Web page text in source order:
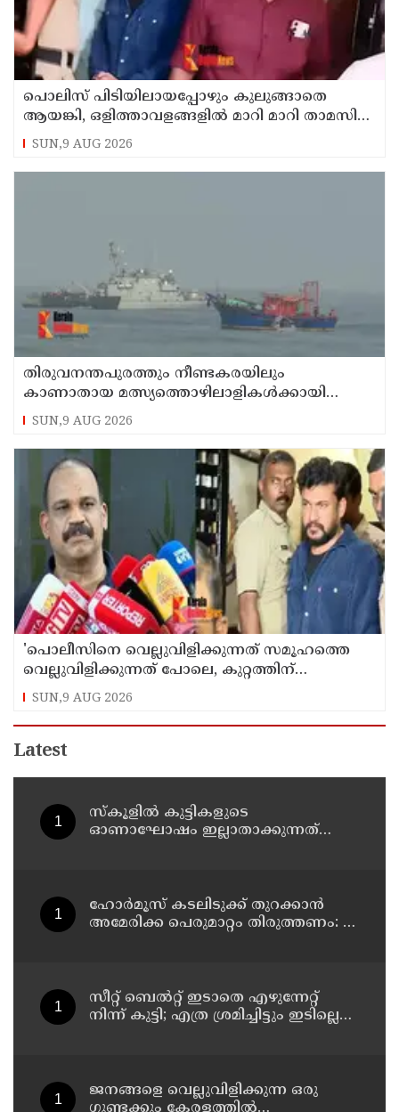
പൊലിസ് പിടിയിലായപ്പോഴും കുലുങ്ങാതെ
ആയങ്കി, ഒളിത്താവളങ്ങളില്‍ മാറി മാറി താമസിച്ച്
കണ്ണൂരിലെ ക്വട്ടേഷന്‍ നേതാവ്
SUN,9 AUG 2026
തിരുവനന്തപുരത്തും നീണ്ടകരയിലും
കാണാതായ മത്സ്യത്തൊഴിലാളികള്‍ക്കായി
തിരച്ചില്‍ പത്താം ദിവസത്തിലേക്ക്
SUN,9 AUG 2026
'പൊലീസിനെ വെല്ലുവിളിക്കുന്നത് സമൂഹത്തെ
വെല്ലുവിളിക്കുന്നത് പോലെ, കുറ്റത്തിന്
അനുസരിച്ച് ശിക്ഷ നല്‍കും':എഡിജിപി
SUN,9 AUG 2026
Latest
സ്‌കൂളില്‍ കുട്ടികളുടെ
ഓണാഘോഷം ഇല്ലാതാക്കുന്നത്
ഹോര്‍മൂസ് കടലിടുക്ക് തുറക്കാന്‍
അമേരിക്ക പെരുമാറ്റം തിരുത്തണം: 6
സീറ്റ് ബെല്‍റ്റ് ഇടാതെ എഴുന്നേറ്റ്
നിന്ന് കുട്ടി; എത്ര ശ്രമിച്ചിട്ടും ഇടില്ലെന്ന്
ജനങ്ങളെ വെല്ലുവിളിക്കുന്ന ഒരു
ഗുണ്ടക്കും കേരളത്തില്‍